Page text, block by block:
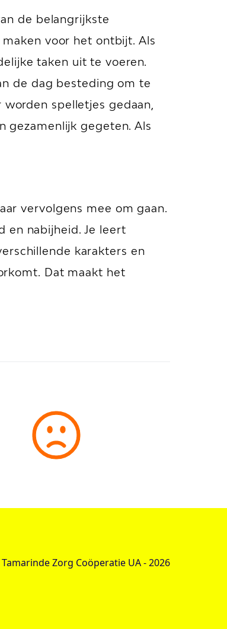
de belangrijkste
voor het ontbijt. Als
taken uit te voeren.
de dag besteding om te
spelletjes gedaan,
gezamenlijk gegeten. Als
vervolgens mee om gaan.
en nabijheid. Je leert
karakters en
Dat maakt het
Zorg Coöperatie UA -2026